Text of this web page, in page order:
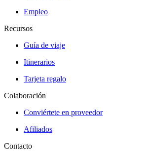
Empleo
Recursos
Guía de viaje
Itinerarios
Tarjeta regalo
Colaboración
Conviértete en proveedor
Afiliados
Contacto